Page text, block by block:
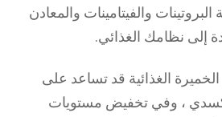
والفيتامينات والمعادن
إلى نظامك الغذائي.
الغذائية قد تساعد على
، وفي تخفيض مستويات